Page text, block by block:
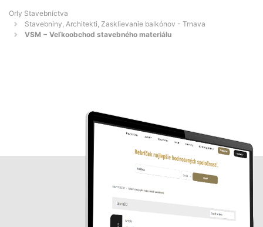
Orly Stavebníctva
Stavebniny, Architekti, Zasklievanie balkónov - Trnava
VSM − Veľkoobchod stavebného materiálu